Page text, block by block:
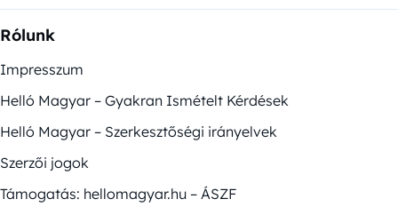
Rólunk
Impresszum
Helló Magyar – Gyakran Ismételt Kérdések
Helló Magyar – Szerkesztőségi irányelvek
Szerzői jogok
Támogatás: hellomagyar.hu – ÁSZF